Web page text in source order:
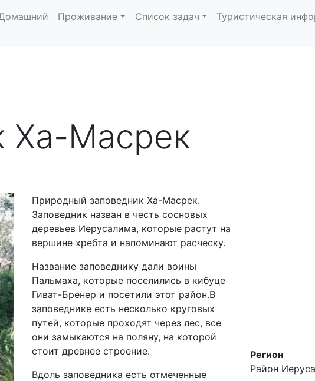
Проживание Список задач Туристическая
Ха-Масрек
Природный заповедник Ха-Масрек.
Заповедник назван в честь сосновых
деревьев Иерусалима, которые растут на
вершине хребта и напоминают расческу.
Название заповеднику дали воины
Пальмаха, которые поселились в кибуце
Гиват-Бренер и посетили этот район.В
заповеднике есть несколько круговых
путей, которые проходят через лес, все
они замыкаются на поляну, на которой
стоит древнее строение.
Вдоль заповедника есть отмеченные
Регион
Район